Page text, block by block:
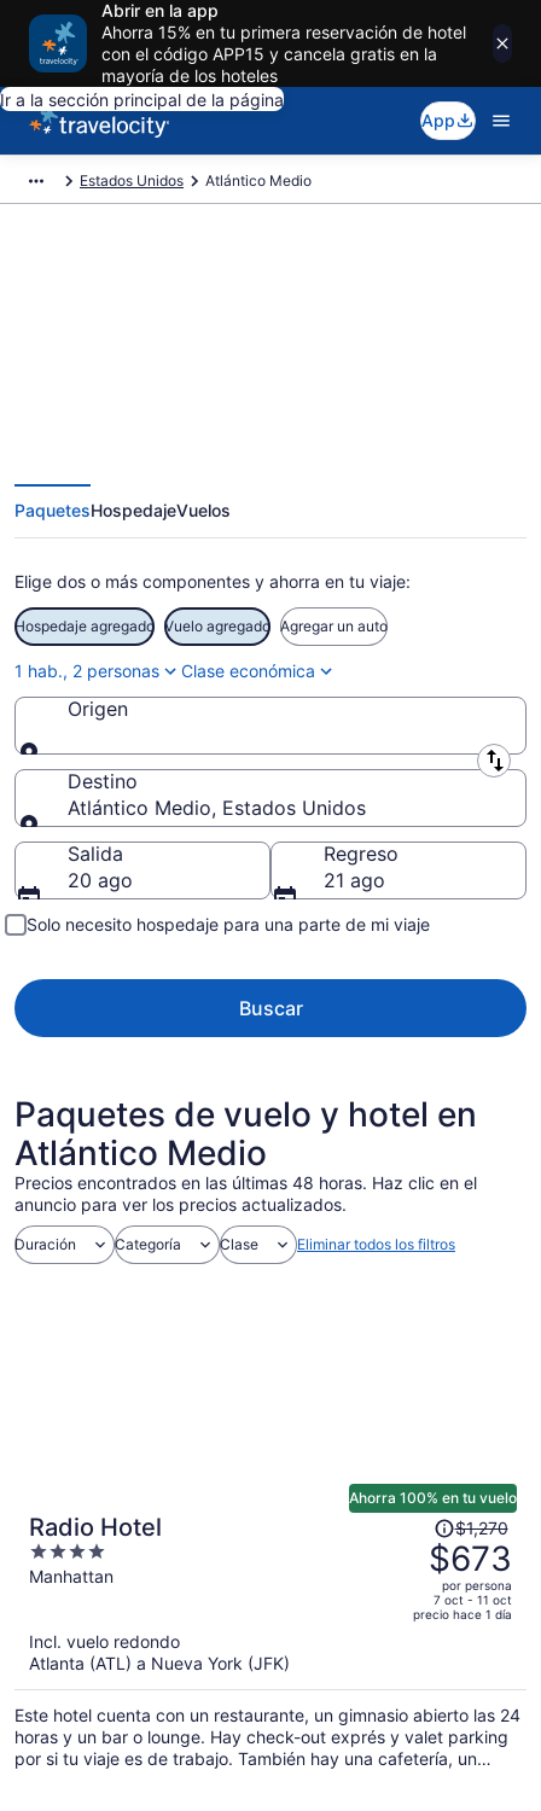
Abrir en la app
Ahorra 15% en tu primera reservación de hotel
con el código APP15 y cancela gratis en la
mayoría de los hoteles
Ir a la sección principal de la página
App
Estados Unidos Atlántico Medio
PaquetesHospedajeVuelos
Elige dos o más componentes y ahorra en tu viaje:
Hospedaje agregado Vuelo agregado Agregar un auto
1 hab., 2 personas Clase económica
Origen
Origen
Destino
Atlántico Medio, Estados Unidos
Destino
Salida
20 ago
Regreso
21 ago
Solo necesito hospedaje para una parte de mi viaje
Buscar
Paquetes de vuelo y hotel en
Atlántico Medio
Precios encontrados en las últimas 48 horas. Haz clic en el
anuncio para ver los precios actualizados.
Duración Categoría Clase Eliminar todos los filtros
Radio Hotel
4
out
Manhattan
Ahorra 100% en tu vuelo
El
precio
era
de
$1,270
es
de
$673
por
$1,270
$673
por persona
7 oct - 11 oct
precio hace 1 día
Incl. vuelo redondo
Atlanta (ATL) a Nueva York (JFK)
Este hotel cuenta con un restaurante, un gimnasio abierto las 24
horas y un bar o lounge. Hay check-out exprés y valet parking
por si tu viaje es de trabajo. También hay una cafetería, un